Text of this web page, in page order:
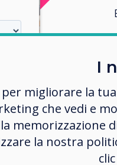
I
migliorare la
che vedi e
memorizzazione
la nostra